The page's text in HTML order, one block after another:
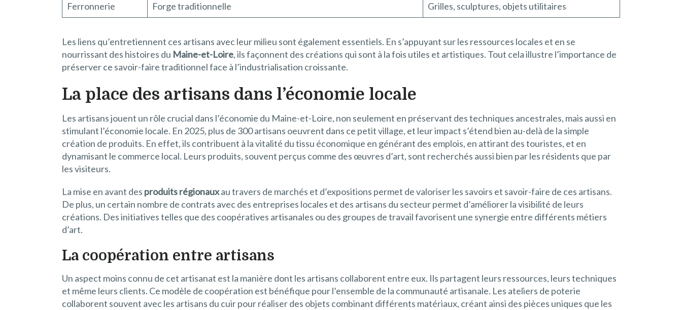
Ferronnerie
Forge traditionnelle Grilles, sculptures, objets utilitaires
Les liens qu’entretiennent ces artisans avec leur milieu sont également essentiels. En s’appuyant sur les ressources locales et en se
nourrissant des histoires du Maine-et-Loire, ils façonnent des créations qui sont à la fois utiles et artistiques. Tout cela illustre l’importance de
préserver ce savoir-faire traditionnel face à l’industrialisation croissante.
La place des artisans dans l’économie locale
Les artisans jouent un rôle crucial dans l’économie du Maine-et-Loire, non seulement en préservant des techniques ancestrales, mais aussi en
stimulant l’économie locale. En 2025, plus de 300 artisans oeuvrent dans ce petit village, et leur impact s’étend bien au-delà de la simple
création de produits. En effet, ils contribuent à la vitalité du tissu économique en générant des emplois, en attirant des touristes, et en
dynamisant le commerce local. Leurs produits, souvent perçus comme des œuvres d’art, sont recherchés aussi bien par les résidents que par
les visiteurs.
La mise en avant des produits régionauxau travers de marchés et d’expositions permet de valoriser les savoirs et savoir-faire de ces artisans.
De plus, un certain nombre de contrats avec des entreprises locales et des artisans du secteur permet d’améliorer la visibilité de leurs
créations. Des initiatives telles que des coopératives artisanales ou des groupes de travail favorisent une synergie entre différents métiers
d’art.
La coopération entre artisans
Un aspect moins connu de cet artisanat est la manière dont les artisans collaborent entre eux. Ils partagent leurs ressources, leurs techniques
et même leurs clients. Ce modèle de coopération est bénéfique pour l’ensemble de la communauté artisanale. Les ateliers de poterie
collaborent souvent avec les artisans du cuir pour réaliser des objets combinant différents matériaux, créant ainsi des pièces uniques que les